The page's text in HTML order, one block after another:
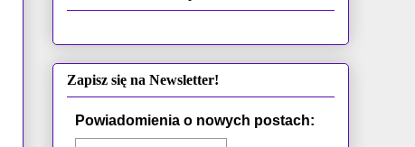
Zapisz się na Newsletter!
Powiadomienia o nowych postach: